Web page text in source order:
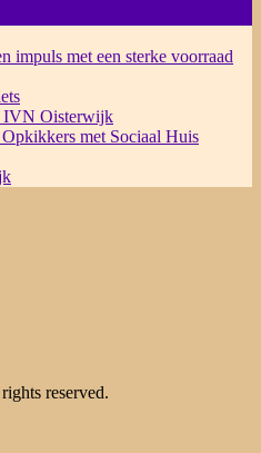
impuls met een sterke voorraad
IVN Oisterwijk
met Sociaal Huis
reserved.